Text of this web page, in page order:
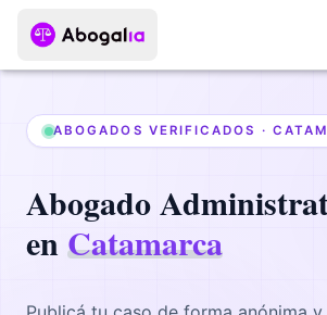
ABOGADOS VERIFICADOS ·
Abogado
enCatamarca